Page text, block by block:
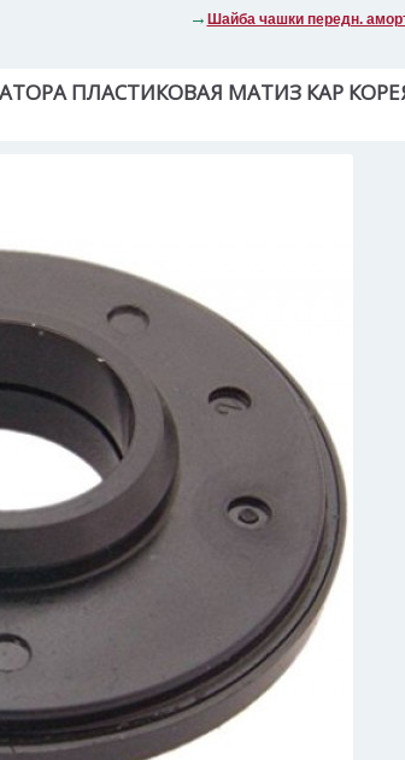
Шайба чашки передн.
ПЛАСТИКОВАЯ МАТИЗ КАР